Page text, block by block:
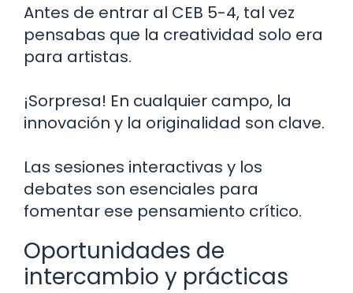
Antes de entrar al CEB 5-4, tal vez
pensabas que la creatividad solo era
para artistas.
¡Sorpresa! En cualquier campo, la
innovación y la originalidad son clave.
Las sesiones interactivas y los
debates son esenciales para
fomentar ese pensamiento crítico.
Oportunidades de
intercambio y prácticas